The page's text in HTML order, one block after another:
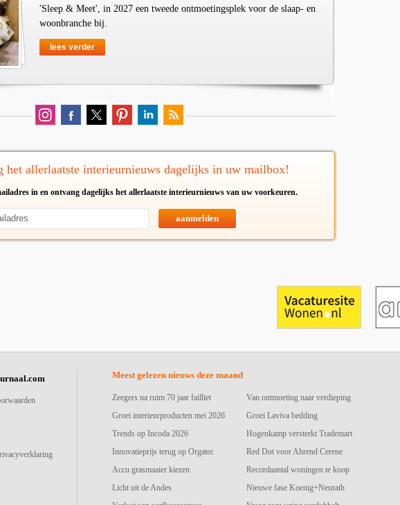
'Sleep & Meet', in 2027 een tweede ontmoetingsplek voor de slaap- en
woonbranche bij.
lees verder
het allerlaatste interieurnieuws dagelijks in uw mailbox!
in en ontvang dagelijks het allerlaatste interieurnieuws van uw voorkeuren.
aanmelden
Meest gelezen nieuws deze maand
Zeegers na ruim 70 jaar failliet
Groei interieurproducten mei 2026
Trends op Incoda 2026
Innovatieprijs terug op Orgatec
Accu grasmaaier kiezen
Licht uit de Andes
Van ontmoeting naar verdieping
Groei Laviva bedding
Hogenkamp versterkt Trademart
Red Dot voor Ahrend Cerene
Recordaantal woningen te koop
Nieuwe fase Koenig+Neurath